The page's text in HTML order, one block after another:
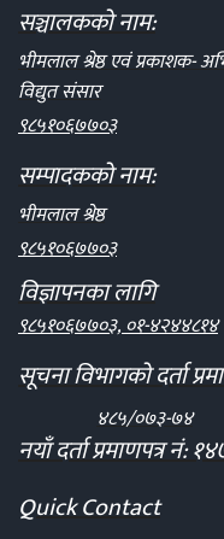
सञ्चालकको नाम:
भीमलाल श्रेष्ठ एवं प्रकाशक- अभि
विद्युत संसार
९८५१०६७७०३
सम्पादकको नाम:
भीमलाल श्रेष्ठ
९८५१०६७७०३
विज्ञापनका लागि
९८५१०६७७०३, ०१-४२४४८१४
सूचना विभागको दर्ता
४८५/०७३-७४
नयाँ दर्ता प्रमाणपत्र नं:
Quick Contact